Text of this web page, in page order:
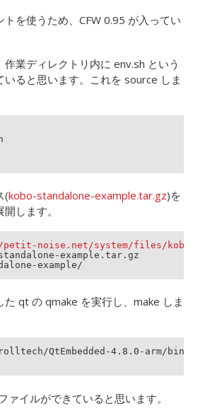
トを使うため、CFW 0.95 が入ってい
業ディレクトリ内に env.sh という
いると思います。これを source しま
(kobo-standalone-example.tar.gz)を
します。
noise.net/system/files/kobo-
example.tar.gz
example/
た qt の qmake を実行し、make しま
QtEmbedded-4.8.0-arm/bin/
ァイルができていると思います。